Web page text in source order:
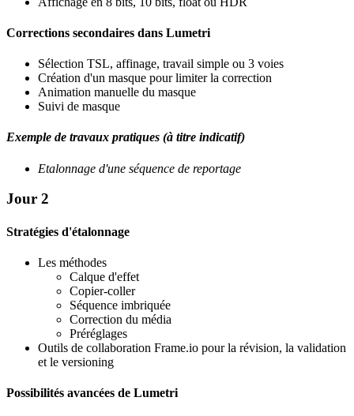
Corrections secondaires dans Lumetri
Sélection TSL, affinage, travail simple ou 3 voies
Création d'un masque pour limiter la correction
Animation manuelle du masque
Suivi de masque
Exemple de travaux pratiques (à titre indicatif)
Etalonnage d'une séquence de reportage
Jour 2
Stratégies d'étalonnage
Les méthodes
Calque d'effet
Copier-coller
Séquence imbriquée
Correction du média
Préréglages
Outils de collaboration Frame.io pour la révision, la validation
et le versioning
Possibilités avancées de Lumetri